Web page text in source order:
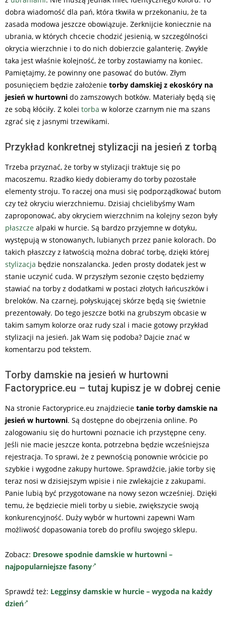
dobra wiadomość dla pań, która tkwiła w przekonaniu, że ta
zasada modowa jeszcze obowiązuje. Zerknijcie koniecznie na
ubrania, w których chcecie chodzić jesienią, w szczególności
okrycia wierzchnie i to do nich dobierzcie galanterię. Zwykle
taka jest właśnie kolejność, że torby zostawiamy na koniec.
Pamiętajmy, że powinny one pasować do butów. Złym
posunięciem będzie założenie torby damskiej z ekoskóry na
jesień w hurtowni do zamszowych botków. Materiały będą się
ze sobą kłóciły. Z kolei torba w kolorze czarnym nie ma szans
zgrać się z jasnymi trzewikami.
Przykład konkretnej stylizacji na jesień z torbą
Trzeba przyznać, że torby w stylizacji traktuje się po
macoszemu. Rzadko kiedy dobieramy do torby pozostałe
elementy stroju. To raczej ona musi się podporządkować butom
czy też okryciu wierzchniemu. Dzisiaj chcielibyśmy Wam
zaproponować, aby okryciem wierzchnim na kolejny sezon były
płaszcze alpaki w hurcie. Są bardzo przyjemne w dotyku,
występują w stonowanych, lubianych przez panie kolorach. Do
takich płaszczy z łatwością można dobrać torbę, dzięki której
stylizacja będzie nonszalancka. Jeden prosty dodatek jest w
stanie uczynić cuda. W przyszłym sezonie często będziemy
stawiać na torby z dodatkami w postaci złotych łańcuszków i
breloków. Na czarnej, połyskującej skórze będą się świetnie
prezentowały. Do tego jeszcze botki na grubszym obcasie w
takim samym kolorze oraz rudy szal i macie gotowy przykład
stylizacji na jesień. Jak Wam się podoba? Dajcie znać w
komentarzu pod tekstem.
Torby damskie na jesień w hurtowni
Factoryprice.eu – tutaj kupisz je w dobrej cenie
Na stronie Factoryprice.eu znajdziecie tanie torby damskie na
jesień w hurtowni. Są dostępne do obejrzenia online. Po
zalogowaniu się do hurtowni poznacie ich przystępne ceny.
Jeśli nie macie jeszcze konta, potrzebna będzie wcześniejsza
rejestracja. To sprawi, że z pewnością ponownie wrócicie po
szybkie i wygodne zakupy hurtowe. Sprawdźcie, jakie torby się
teraz nosi w dzisiejszym wpisie i nie zwlekajcie z zakupami.
Panie lubią być przygotowane na nowy sezon wcześniej. Dzięki
temu, że będziecie mieli torby u siebie, zwiększycie swoją
konkurencyjność. Duży wybór w hurtowni zapewni Wam
możliwość dopasowania toreb do profilu swojego sklepu.
Zobacz: Dresowe spodnie damskie w hurtowni –
najpopularniejsze fasony
Sprawdź też: Legginsy damskie w hurcie – wygoda na każdy
dzień